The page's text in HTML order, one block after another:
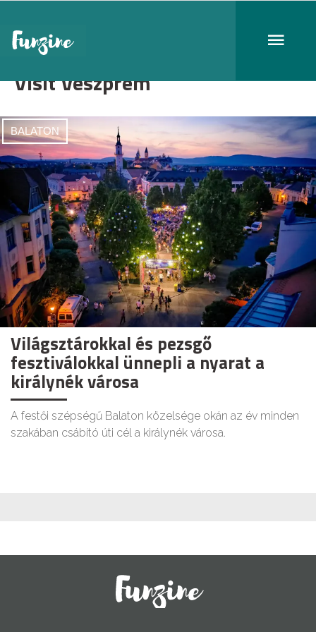
Visit Veszprém
BALATON
Világsztárokkal és pezsgő
fesztiválokkal ünnepli a nyarat a
királynék városa
A festői szépségű Balaton közelsége okán az év minden
szakában csábító úti cél a királynék városa.